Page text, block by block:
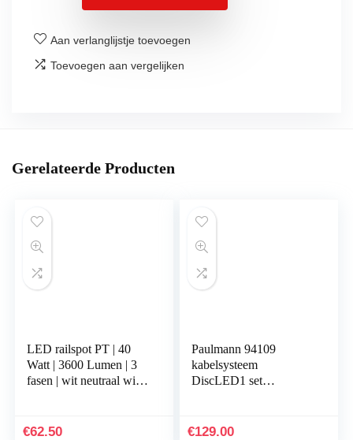
Aan verlanglijstje toevoegen
Toevoegen aan vergelijken
Gerelateerde Producten
LED railspot PT | 40
Watt | 3600 Lumen | 3
fasen | wit neutraal wit
€62.50
Paulmann 94109
kabelsysteem
DiscLED1 set
satijn 94109 kabellamp
€129.00